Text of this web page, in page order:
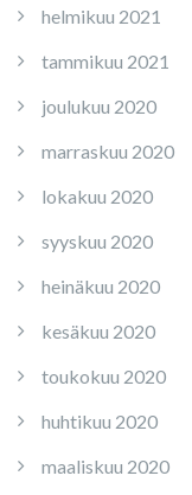
helmikuu 2021
tammikuu 2021
joulukuu 2020
marraskuu 2020
lokakuu 2020
syyskuu 2020
heinäkuu 2020
kesäkuu 2020
toukokuu 2020
huhtikuu 2020
maaliskuu 2020